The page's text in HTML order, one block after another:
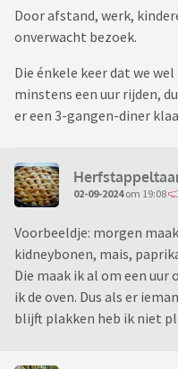
Door afstand, werk,
onverwacht bezoek.
Die énkele keer dat we
minstens een uur rijden,
er een 3-gangen-diner
02-09-2024om 19:08
Voorbeeldje: morgen
kidneybonen, mais,
Die maak ik al om een
ik de oven. Dus als er
blijft plakken heb ik niet